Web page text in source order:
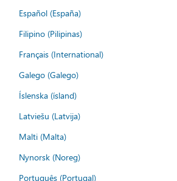
Español (España)
Filipino (Pilipinas)
Français (International)
Galego (Galego)
Íslenska (ísland)
Latviešu (Latvija)
Malti (Malta)
Nynorsk (Noreg)
Português (Portugal)